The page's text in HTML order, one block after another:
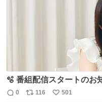
🫧 番組配信スタートのお知らせ 🫧
の“HALOOPS” Journey
返
0
リ
116
い
501